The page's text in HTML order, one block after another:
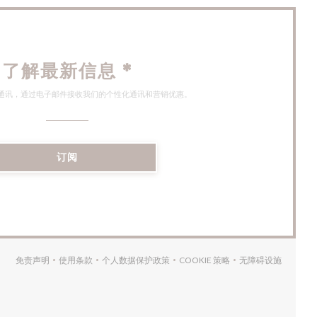
了解最新信息 *
讯，通过电子邮件接收我们的个性化通讯和营销优惠。
订阅
免责声明
((在新窗口中打开))
使用条款
((在新窗口中打开))
个人数据保护政策
((在新窗口中打开))
COOKIE 策略
((在新窗口中打开))
无障碍设施
((在新窗口中